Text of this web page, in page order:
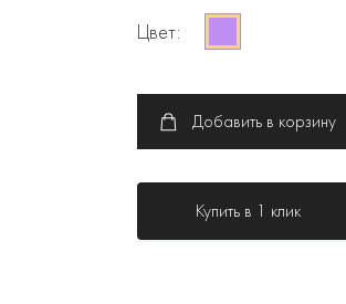
Цвет:
Добавить в корзину
Купить в 1 клик